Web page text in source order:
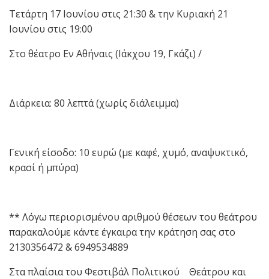
Τετάρτη 17 Ιουνίου στις 21:30 & την Κυριακή 21
Ιουνίου στις 19:00
Στο θέατρο Εν Αθήναις (Ιάκχου 19, Γκάζι) /
Διάρκεια: 80 λεπτά (χωρίς διάλειμμα)
Γενική είσοδο: 10 ευρώ (με καφέ, χυμό, αναψυκτικό,
κρασί ή μπύρα)
** Λόγω περιορισμένου αριθμού θέσεων του θεάτρου
παρακαλούμε κάντε έγκαιρα την κράτηση σας στο
2130356472 & 6949534889
Στα πλαίσια του Φεστιβάλ Πολιτικού Θεάτρου και